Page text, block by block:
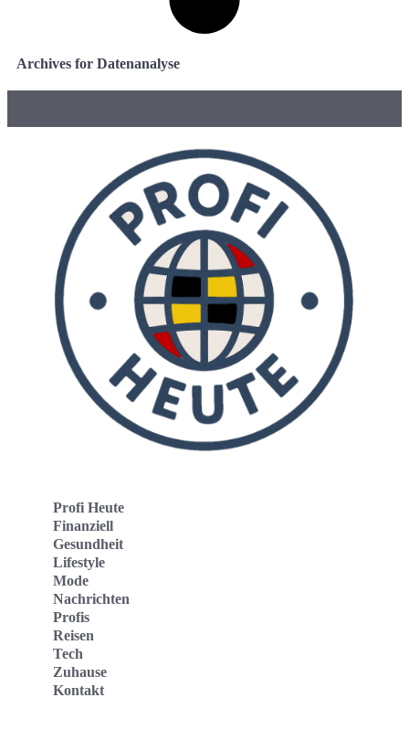
Archives for Datenanalyse
Profi Heute
Finanziell
Gesundheit
Lifestyle
Mode
Nachrichten
Profis
Reisen
Tech
Zuhause
Kontakt